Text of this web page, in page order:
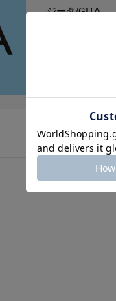
ジータ/GITA
安心して着せ
こだわりの機